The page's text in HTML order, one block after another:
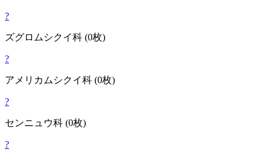
?
ズグロムシクイ科 (0枚)
?
アメリカムシクイ科 (0枚)
?
センニュウ科 (0枚)
?